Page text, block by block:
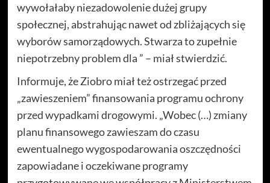
wywołałaby niezadowolenie dużej grupy
społecznej, abstrahując nawet od zbliżających się
wyborów samorządowych. Stwarza to zupełnie
niepotrzebny problem dla ” – miał stwierdzić.
Informuje, że Ziobro miał też ostrzegać przed
„zawieszeniem” finansowania programu ochrony
przed wypadkami drogowymi. „Wobec (…) zmiany
planu finansowego zawieszam do czasu
ewentualnego wygospodarowania oszczędności
zapowiadane i oczekiwane programy